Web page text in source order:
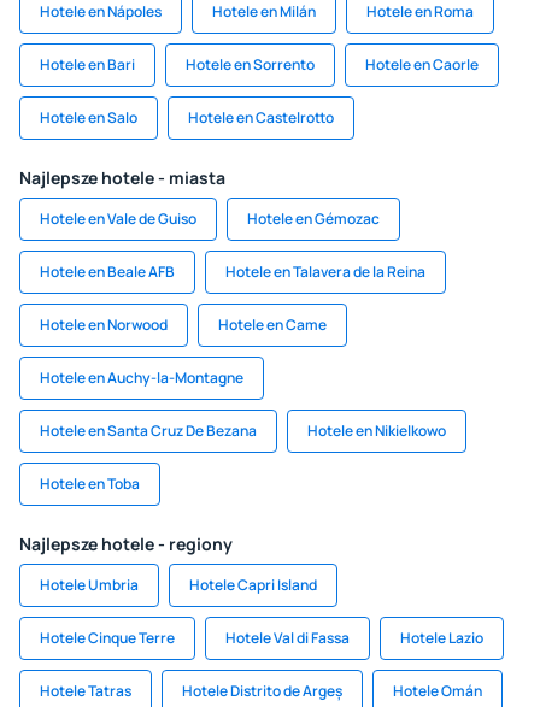
Hotele en Nápoles Hotele en Milán Hotele en Roma
Hotele en Bari Hotele en Sorrento Hotele en Caorle
Hotele en Salo Hotele en Castelrotto
Najlepsze hotele - miasta
Hotele en Vale de Guiso Hotele en Gémozac
Hotele en Beale AFB Hotele en Talavera de la Reina
Hotele en Norwood Hotele en Came
Hotele en Auchy-la-Montagne
Hotele en Santa Cruz De Bezana Hotele en Nikielkowo
Hotele en Toba
Najlepsze hotele - regiony
Hotele Umbria Hotele Capri Island
Hotele Cinque Terre Hotele Val di Fassa Hotele Lazio
Hotele Tatras Hotele Distrito de Argeș Hotele Omán